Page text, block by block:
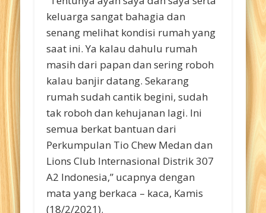
keluarga sangat bahagia dan
senang melihat kondisi rumah yang
saat ini. Ya kalau dahulu rumah
masih dari papan dan sering roboh
kalau banjir datang. Sekarang
rumah sudah cantik begini, sudah
tak roboh dan kehujanan lagi. Ini
semua berkat bantuan dari
Perkumpulan Tio Chew Medan dan
Lions Club Internasional Distrik 307
A2 Indonesia,” ucapnya dengan
mata yang berkaca – kaca, Kamis
(18/2/2021).